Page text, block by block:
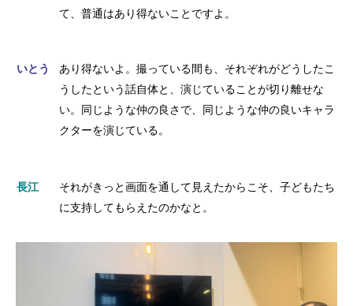
て、普通はあり得ないことですよ。
いとう
あり得ないよ。撮っている間も、それぞれがどうしたこ
うしたという話自体と、演じていることが切り離せな
い。同じような仲の良さで、同じような仲の良いキャラ
クターを演じている。
長江
それがきっと画面を通して見えたからこそ、子どもたち
に支持してもらえたのかなと。